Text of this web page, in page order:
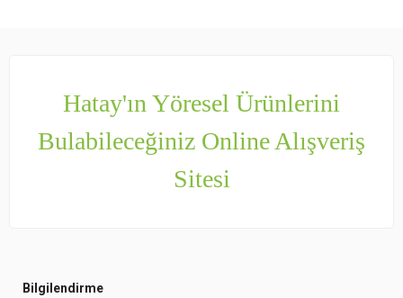
Hatay'ın Yöresel Ürünlerini
Bulabileceğiniz Online Alışveriş
Sitesi
Bilgilendirme